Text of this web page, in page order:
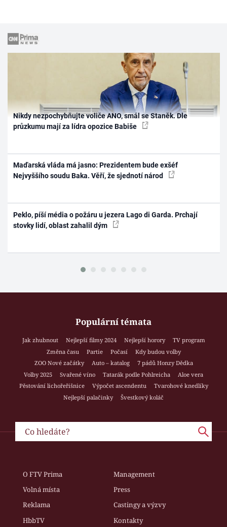
Nikdy nezpochybňujte voliče ANO, smál se Staněk. Dle
průzkumu mají za lídra opozice Babiše
Maďarská vláda má jasno: Prezidentem bude exšéf
Nejvyššího soudu Baka. Věří, že sjednotí národ
Peklo, píší média o požáru u jezera Lago di Garda. Prchají
stovky lidí, oblast zahalil dým
Populární témata
Jak zhubnout Nejlepší filmy 2024 Nejlepší horory
TV program
Změna času
Partie Počasí
Kdy budou volby
ZOO Nové začátky
Auto – katalog
7 pádů Honzy Dědka
Volby 2025
Svařené víno Tatarák podle Pohlreicha
Aloe vera
Pěstování lichořeřišnice
Výpočet ascendentu
Tvarohové knedlíky
Nejlepší palačinky
Švestkový koláč
O FTV Prima
Management
Volná místa
Press
Reklama
Castingy a výzvy
HbbTV
Kontakty